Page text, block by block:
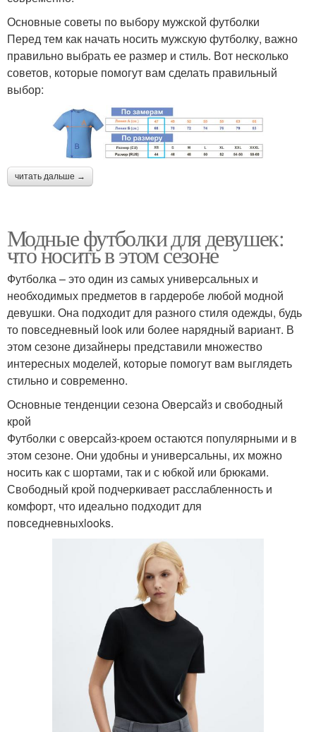
Основные советы по выбору мужской футболки
Перед тем как начать носить мужскую футболку, важно
правильно выбрать ее размер и стиль. Вот несколько
советов, которые помогут вам сделать правильный
выбор:
читать дальше →
Модные футболки для девушек:
что носить в этом сезоне
Футболка – это один из самых универсальных и
необходимых предметов в гардеробе любой модной
девушки. Она подходит для разного стиля одежды, будь
то повседневный look или более нарядный вариант. В
этом сезоне дизайнеры представили множество
интересных моделей, которые помогут вам выглядеть
стильно и современно.
Основные тенденции сезона Оверсайз и свободный
крой
Футболки с оверсайз-кроем остаются популярными и в
этом сезоне. Они удобны и универсальны, их можно
носить как с шортами, так и с юбкой или брюками.
Свободный крой подчеркивает расслабленность и
комфорт, что идеально подходит для
повседневныхlooks.